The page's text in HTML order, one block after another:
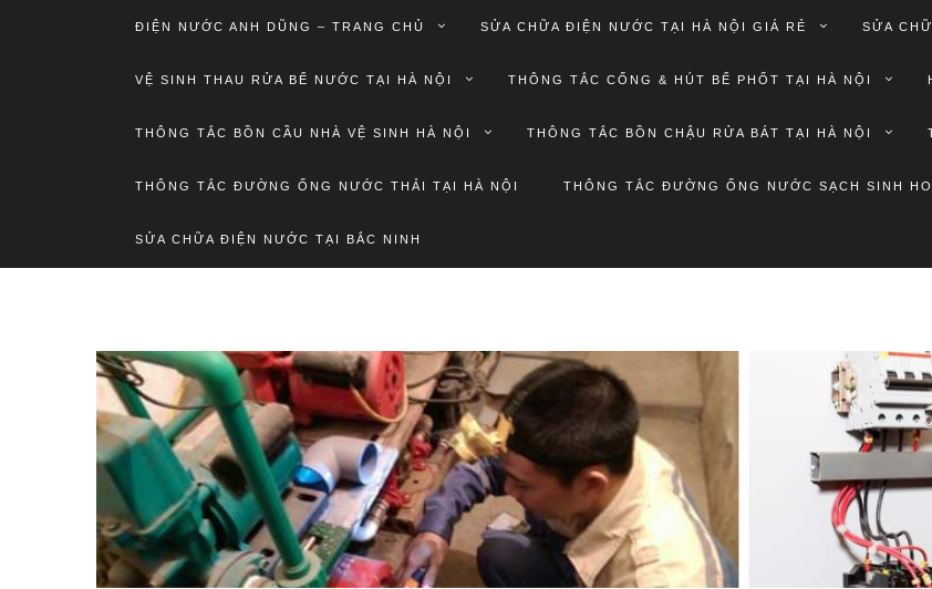
ĐIỆN NƯỚC ANH DŨNG – TRANG CHỦ SỬA CHỮA ĐIỆN NƯỚC TẠI HÀ NỘI GIÁ RẺ SỬA
VỆ SINH THAU RỬA BỂ NƯỚC TẠI HÀ NỘI THÔNG TẮC CỐNG & HÚT BỂ PHỐT TẠI HÀ NỘI
THÔNG TẮC BỒN CẦU NHÀ VỆ SINH HÀ NỘI THÔNG TẮC BỒN CHẬU RỬA BÁT TẠI HÀ NỘI
THÔNG TẮC ĐƯỜNG ỐNG NƯỚC THẢI TẠI HÀ NỘI THÔNG TẮC ĐƯỜNG ỐNG NƯỚC SẠCH SINH
SỬA CHỮA ĐIỆN NƯỚC TẠI BẮC NINH